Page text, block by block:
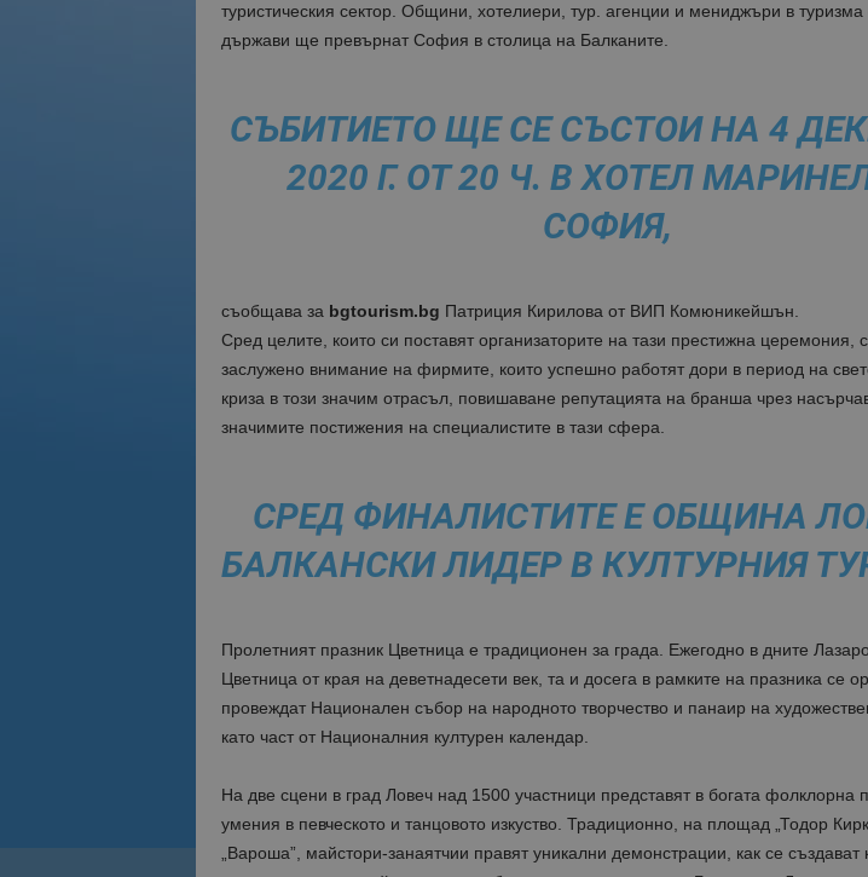
туристическия сектор. Общини, хотелиери, тур. агенции и мениджъри в туризма
държави ще превърнат София в столица на Балканите.
СЪБИТИЕТО ЩЕ СЕ СЪСТОИ НА 4
2020 Г. ОТ 20 Ч. В ХОТЕЛ
СОФИЯ,
съобщава за bgtourism.bg Патриция Кирилова от ВИП Комюникейшън.
Сред целите, които си поставят организаторите на тази престижна церемония,
заслужено внимание на фирмите, които успешно работят дори в период на
криза в този значим отрасъл, повишаване репутацията на бранша чрез
значимите постижения на специалистите в тази сфера.
СРЕД ФИНАЛИСТИТЕ Е ОБЩИНА
БАЛКАНСКИ ЛИДЕР В КУЛТУРНИЯ
Пролетният празник Цветница е традиционен за града. Ежегодно в дните
Цветница от края на деветнадесети век, та и досега в рамките на празника се
провеждат Национален събор на народното творчество и панаир на
като част от Националния културен календар.
На две сцени в град Ловеч над 1500 участници представят в богата фолклорна
умения в певческото и танцовото изкуство. Традиционно, на площад „Тодор
„Вароша”, майстори-занаятчии правят уникални демонстрации, как се създават